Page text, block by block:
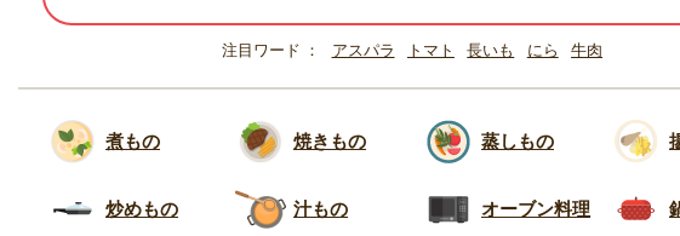
注目ワード アスパラ トマト 長いも にら 牛肉
煮もの 焼きもの 蒸しもの
炒めもの 汁もの オーブン料理